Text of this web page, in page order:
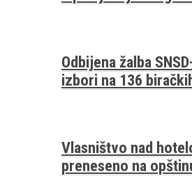
Odbijena žalba
izbori na 136
Vlasništvo nad
preneseno na